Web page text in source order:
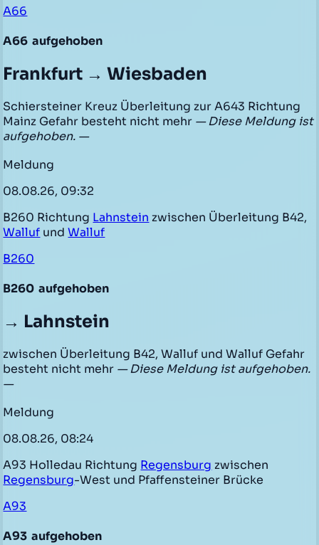
A66
A66 aufgehoben
Frankfurt → Wiesbaden
Schiersteiner Kreuz Überleitung zur A643 Richtung
Mainz Gefahr besteht nicht mehr — Diese Meldung ist
aufgehoben. —
Meldung
08.08.26, 09:32
B260 Richtung Lahnstein zwischen Überleitung B42,
Walluf undWalluf
B260
B260 aufgehoben
→ Lahnstein
zwischen Überleitung B42, Walluf und Walluf Gefahr
besteht nicht mehr — Diese Meldung ist aufgehoben.
—
Meldung
08.08.26, 08:24
A93 Holledau Richtung Regensburg zwischen
Regensburg-West und Pfaffensteiner Brücke
A93
A93 aufgehoben